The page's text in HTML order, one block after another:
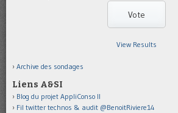
View Results
Archive des sondages
Liens A&SI
Blog du projet AppliConso II
Fil twitter technos & audit @BenoitRiviere14